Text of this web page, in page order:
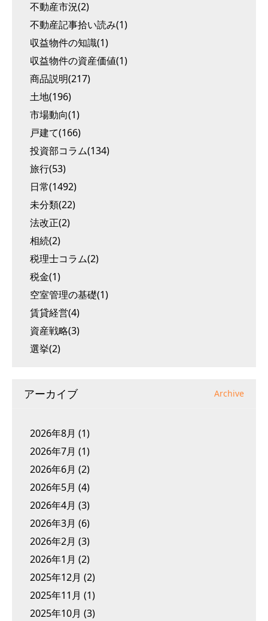
不動産市況(2)
不動産記事拾い読み(1)
収益物件の知識(1)
収益物件の資産価値(1)
商品説明(217)
土地(196)
市場動向(1)
戸建て(166)
投資部コラム(134)
旅行(53)
日常(1492)
未分類(22)
法改正(2)
相続(2)
税理士コラム(2)
税金(1)
空室管理の基礎(1)
賃貸経営(4)
資産戦略(3)
選挙(2)
アーカイブ Archive
2026年8月 (1)
2026年7月 (1)
2026年6月 (2)
2026年5月 (4)
2026年4月 (3)
2026年3月 (6)
2026年2月 (3)
2026年1月 (2)
2025年12月 (2)
2025年11月 (1)
2025年10月 (3)